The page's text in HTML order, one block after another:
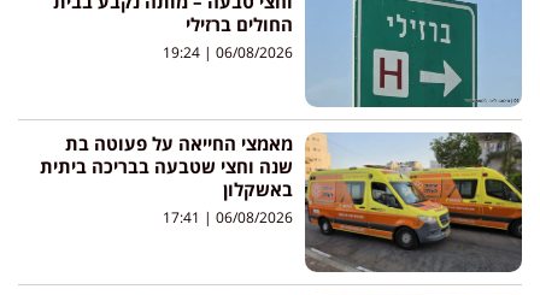
החולים ברזילי
06/08/2026
מאמצי החייאה על פעוטה בת
שנה וחצי שטבעה בבריכה ביתית
באשקלון
06/08/2026